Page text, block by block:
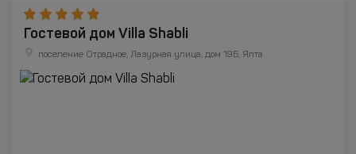
Гостевой дом Villa Shabli
поселение Отрадное, Лазурная улица, дом 19Б, Ялта